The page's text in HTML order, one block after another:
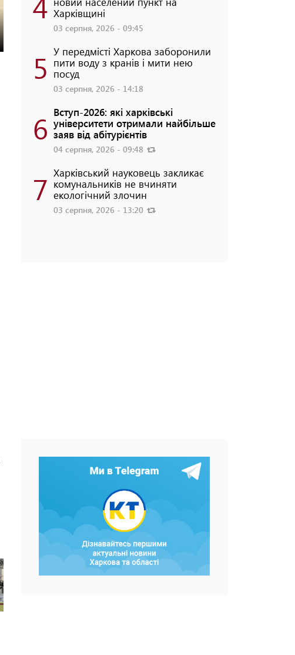
Харківщині
03 серпня, 2026 - 09:45
5 У передмісті Харкова заборонили
пити воду з кранів і мити нею
посуд
03 серпня, 2026 - 14:18
6 Вступ-2026: які харківські
університети отримали найбільше
заяв від абітурієнтів
04 серпня, 2026 - 09:48
7 Харківський науковець закликає
комунальників не вчиняти
екологічний злочин
03 серпня, 2026 - 13:20